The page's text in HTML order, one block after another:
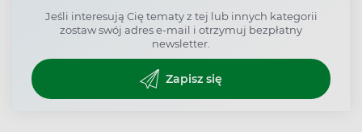
Jeśli interesują Cię tematy z tej lub innych kategorii
zostaw swój adres e-mail i otrzymuj bezpłatny
newsletter.
Zapisz się